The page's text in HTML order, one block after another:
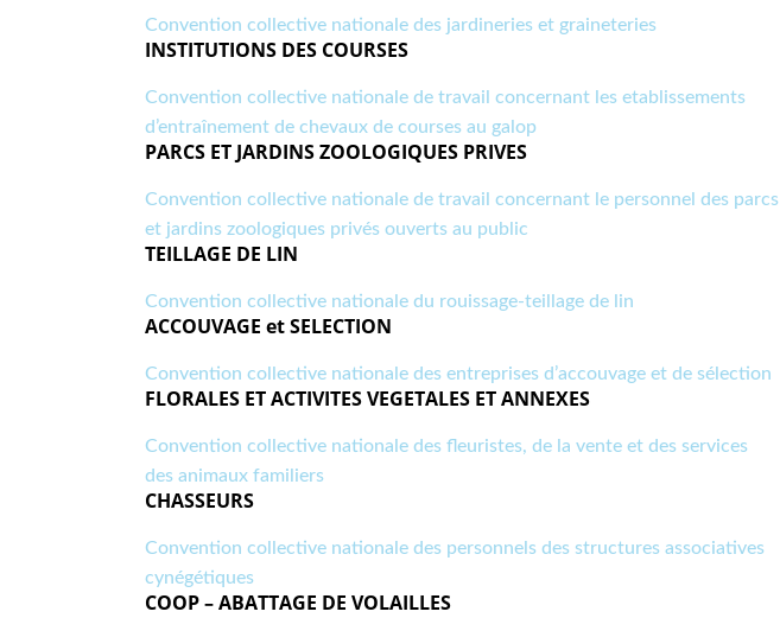
Convention collective nationale des jardineries et graineteries
INSTITUTIONS DES COURSES
Convention collective nationale de travail concernant les etablissements
d’entraînement de chevaux de courses au galop
PARCS ET JARDINS ZOOLOGIQUES PRIVES
Convention collective nationale de travail concernant le personnel des parcs
et jardins zoologiques privés ouverts au public
TEILLAGE DE LIN
Convention collective nationale du rouissage-teillage de lin
ACCOUVAGE et SELECTION
Convention collective nationale des entreprises d’accouvage et de sélection
FLORALES ET ACTIVITES VEGETALES ET ANNEXES
Convention collective nationale des fleuristes, de la vente et des services
des animaux familiers
CHASSEURS
Convention collective nationale des personnels des structures associatives
cynégétiques
COOP – ABATTAGE DE VOLAILLES